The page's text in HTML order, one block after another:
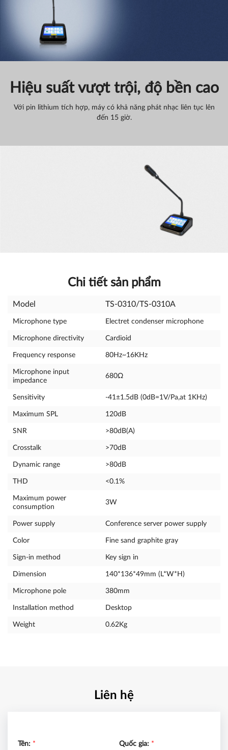
Hiệu suất vượt trội, độ bền cao
Với pin lithium tích hợp, máy có khả năng phát nhạc liên tục lên
đến 15 giờ.
Chi tiết sản phẩm
Model TS-0310/TS-0310A
Microphone type Electret condenser microphone
Microphone directivity Cardioid
Frequency response 80Hz~16KHz
Microphone input
impedance
680Ω
Sensitivity -41±1.5dB (0dB=1V/Pa,at 1KHz)
Maximum SPL 120dB
SNR >80dB(A)
Crosstalk >70dB
Dynamic range >80dB
THD <0.1%
Maximum power
consumption
3W
Power supply Conference server power supply
Color Fine sand graphite gray
Sign-in method Key sign in
Dimension 140*136*49mm (L*W*H)
Microphone pole 380mm
Installation method Desktop
Weight 0.62Kg
Liên hệ
Tên: * Quốc gia: *